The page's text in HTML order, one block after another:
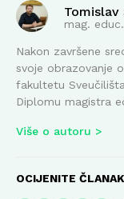
Tomislav
mag.
Nakon završene
svoje obrazovanje
fakultetu
Diplomu magistra
Više o autoru
OCIJENITE ČLANAK